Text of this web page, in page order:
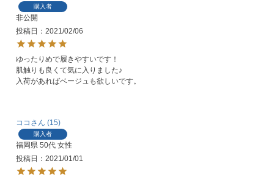
購入者
非公開
投稿日
2021/02/06
ゆったりめで履きやすいです！
肌触りも良くて気に入りました♪
入荷があればベージュも欲しいです。
ココ 15
購入者
福岡県 50代 女性
投稿日
2021/01/01